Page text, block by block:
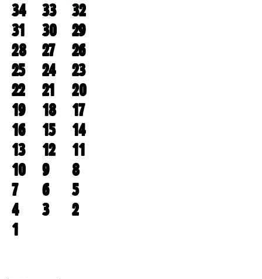
34
33
32
31
30
29
28
27
26
25
24
23
22
21
20
19
18
17
16
15
14
13
12
11
10
9
8
7
6
5
4
3
2
1